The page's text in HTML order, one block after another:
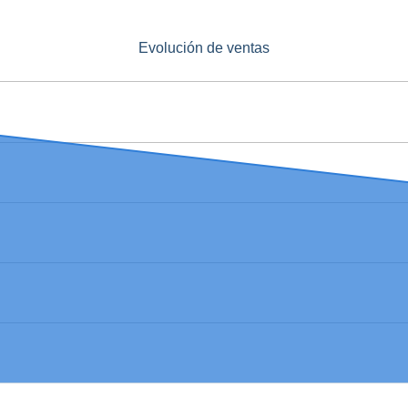
Evolución de ventas